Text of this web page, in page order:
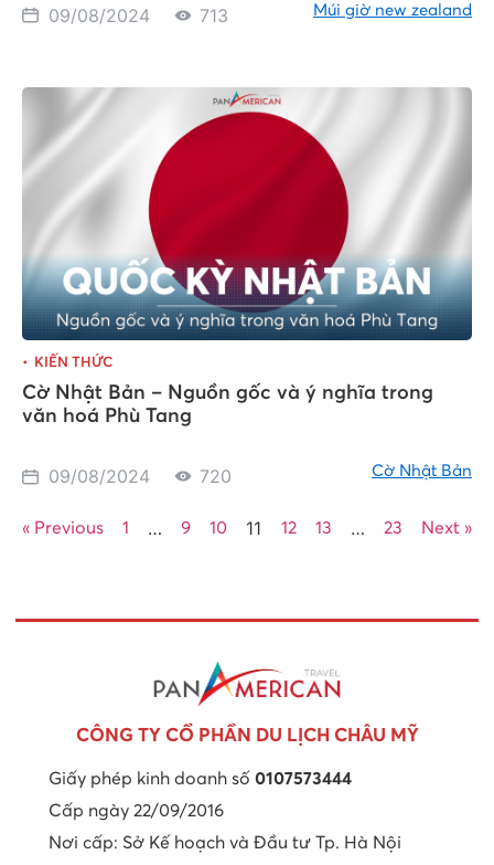
09/08/2024 713 Múi giờ new zealand
KIẾN THỨC
Cờ Nhật Bản – Nguồn gốc và ý nghĩa trong
văn hoá Phù Tang
09/08/2024 720 Cờ Nhật Bản
« Previous 1 … 9 10 11 12 13 … 23 Next »
CÔNG TY CỔ PHẦN DU LỊCH CHÂU MỸ
Giấy phép kinh doanh số 0107573444
Cấp ngày 22/09/2016
Nơi cấp: Sở Kế hoạch và Đầu tư Tp. Hà Nội